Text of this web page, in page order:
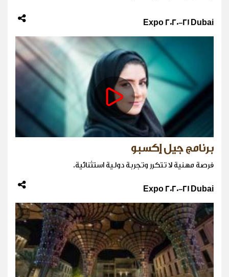
Expo 2020-21 Dubai
برنامج جيل إكسبو
فرصة مهنية لا تتكرر وتجربة دولية استثنائية.
Expo 2020-21 Dubai